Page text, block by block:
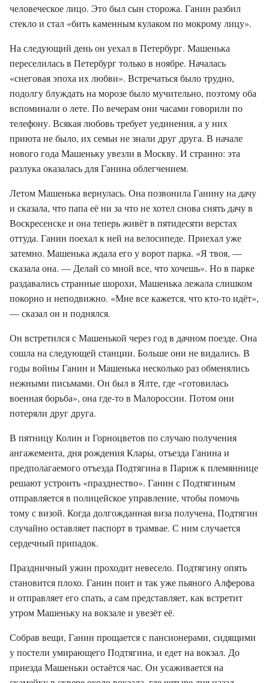
человеческое лицо. Это был сын сторожа. Ганин разбил
стекло и стал «бить каменным кулаком по мокрому лицу».
На следующий день он уехал в Петербург. Машенька
переселилась в Петербург только в ноябре. Началась
«снеговая эпоха их любви». Встречаться было трудно,
подолгу блуждать на морозе было мучительно, поэтому оба
вспоминали о лете. По вечерам они часами говорили по
телефону. Всякая любовь требует уединения, а у них
приюта не было, их семьи не знали друг друга. В начале
нового года Машеньку увезли в Москву. И странно: эта
разлука оказалась для Ганина облегчением.
Летом Машенька вернулась. Она позвонила Ганину на дачу
и сказала, что папа её ни за что не хотел снова снять дачу в
Воскресенске и она теперь живёт в пятидесяти верстах
оттуда. Ганин поехал к ней на велосипеде. Приехал уже
затемно. Машенька ждала его у ворот парка. «Я твоя, —
сказала она. — Делай со мной все, что хочешь». Но в парке
раздавались странные шорохи, Машенька лежала слишком
покорно и неподвижно. «Мне все кажется, что кто-то идёт»,
— сказал он и поднялся.
Он встретился с Машенькой через год в дачном поезде. Она
сошла на следующей станции. Больше они не видались. В
годы войны Ганин и Машенька несколько раз обменялись
нежными письмами. Он был в Ялте, где «готовилась
военная борьба», она где-то в Малороссии. Потом они
потеряли друг друга.
В пятницу Колин и Горноцветов по случаю получения
ангажемента, дня рождения Клары, отъезда Ганина и
предполагаемого отъезда Подтягина в Париж к племяннице
решают устроить «празднество». Ганин с Подтягиным
отправляется в полицейское управление, чтобы помочь
тому с визой. Когда долгожданная виза получена, Подтягин
случайно оставляет паспорт в трамвае. С ним случается
сердечный припадок.
Праздничный ужин проходит невесело. Подтягину опять
становится плохо. Ганин поит и так уже пьяного Алферова
и отправляет его спать, а сам представляет, как встретит
утром Машеньку на вокзале и увезёт её.
Собрав вещи, Ганин прощается с пансионерами, сидящими
у постели умирающего Подтягина, и едет на вокзал. До
приезда Машеньки остаётся час. Он усаживается на